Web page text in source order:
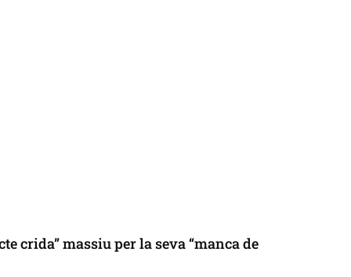
crida” massiu per la seva “manca de